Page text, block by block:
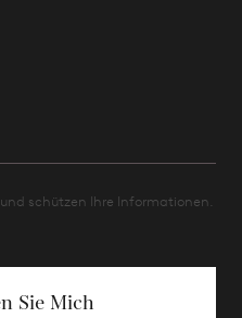
schützen Ihre Informationen.
Sie Mich